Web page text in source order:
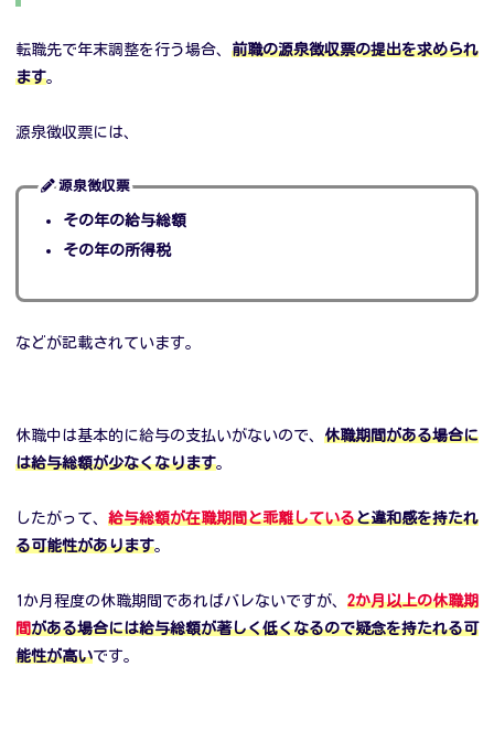
転職先で年末調整を行う場合、 前職の源泉徴収票の提出を求められ
ます。
源泉徴収票には、
源泉徴収票
その年の給与総額
その年の所得税
などが記載されています。
休職中は基本的に給与の支払いがないので、 休職期間がある場合に
は給与総額が少なくなります。
したがって、 給与総額が在職期間と乖離していると違和感を持たれ
る可能性があります。
1か月程度の休職期間であればバレないですが、 2か月以上の休職期
間がある場合には給与総額が著しく低くなるので疑念を持たれる可
能性が高いです。